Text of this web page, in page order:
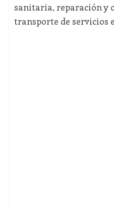
sanitaria, reparación y
transporte de servicios